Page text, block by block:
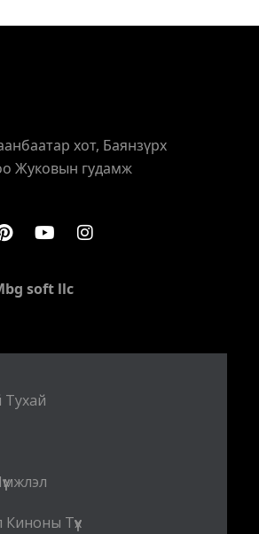
хот, Баянзүрх
Жуковын гудамж
soft llc
Түүх